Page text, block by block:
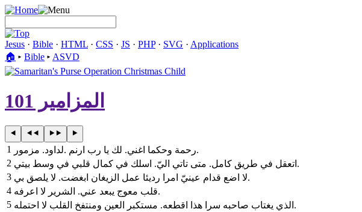
Jesus · Bible · HTML · CSS · JS · PHP· SVG · Applications
🏠︎ ▸ Bible ▸ ASVD
المزامير 101
1
لداود. مزمور‎. ‎رحمة وحكما اغني. لك يا رب ارنم‎.
2
‎اتعقل في طريق كامل. متى تاتي اليّ. اسلك في كمال قلبي في وسط بيتي‎.
3
‎لا اضع قدام عينيّ امرا رديئا عمل الزيغان ابغضت. لا يلصق بي.
4
قلب معوج يبعد عني. الشرير لا اعرفه‎.
5
‎الذي يغتاب صاحبه سرا هذا اقطعه. مستكبر العين ومنتفخ القلب لا احتمله‎.